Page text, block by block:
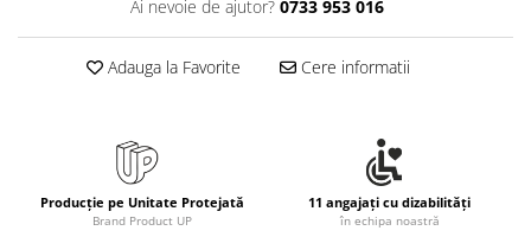
Ai nevoie de ajutor? 0733 953 016
Adauga la Favorite Cere informatii
Producție pe Unitate Protejată
Brand Product UP
11 angajați cu dizabilități
în echipa noastră